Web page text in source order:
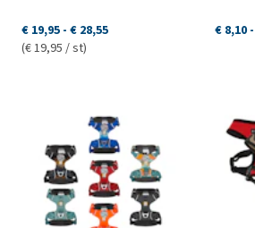
€ 19,95 - € 28,55
(€ 19,95 / st)
€ 8,10 -